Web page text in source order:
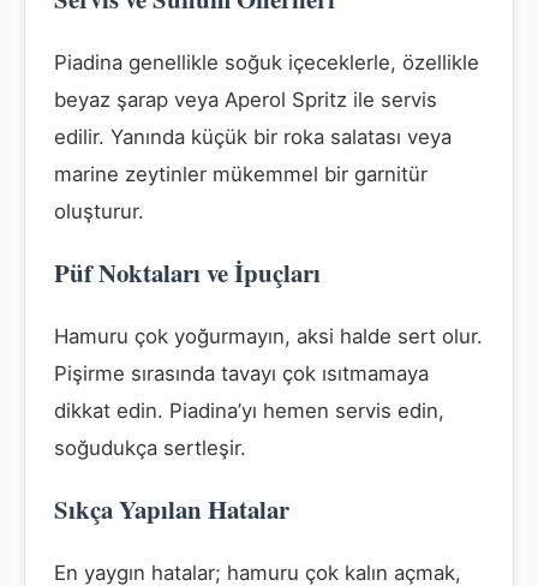
Piadina genellikle soğuk içeceklerle, özellikle
beyaz şarap veya Aperol Spritz ile servis
edilir. Yanında küçük bir roka salatası veya
marine zeytinler mükemmel bir garnitür
oluşturur.
Püf Noktaları ve İpuçları
Hamuru çok yoğurmayın, aksi halde sert olur.
Pişirme sırasında tavayı çok ısıtmamaya
dikkat edin. Piadina’yı hemen servis edin,
soğudukça sertleşir.
Sıkça Yapılan Hatalar
En yaygın hatalar; hamuru çok kalın açmak,